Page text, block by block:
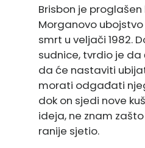
Brisbon je proglašen
Morganovo
smrt u veljači 1982.
sudnice, tvrdio je da
da će nastaviti
morati odgađati
dok on sjedi nove
ideja, ne znam
ranije sjetio.